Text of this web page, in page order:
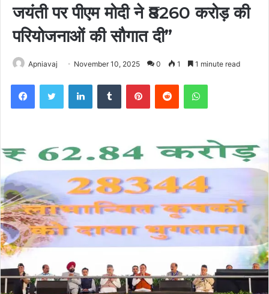
जयंती पर पीएम मोदी ने ₹8260 करोड़ की
परियोजनाओं की सौगात दी”
Apniavaj November 10, 2025 0 1 1 minute read